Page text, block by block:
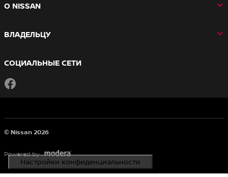
О NISSAN
ВЛАДЕЛЬЦУ
СОЦИАЛЬНЫЕ СЕТИ
© Nissan 2026
Powered by